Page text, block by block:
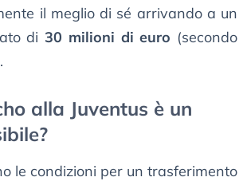
il meglio di sé arrivando a un
di 30 milioni di euro (secondo
alla Juventus è un
le condizioni per un trasferimento